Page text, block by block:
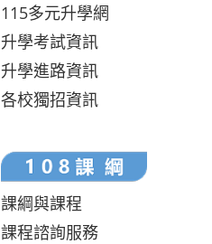
115多元升學網
升學考試資訊
升學進路資訊
各校獨招資訊
課綱與課程
課程諮詢服務